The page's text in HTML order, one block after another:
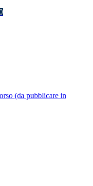
(da pubblicare in